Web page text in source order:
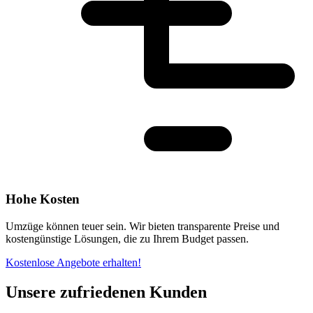
Hohe Kosten
Umzüge können teuer sein. Wir bieten transparente Preise und
kostengünstige Lösungen, die zu Ihrem Budget passen.
Kostenlose Angebote erhalten!
Unsere zufriedenen Kunden